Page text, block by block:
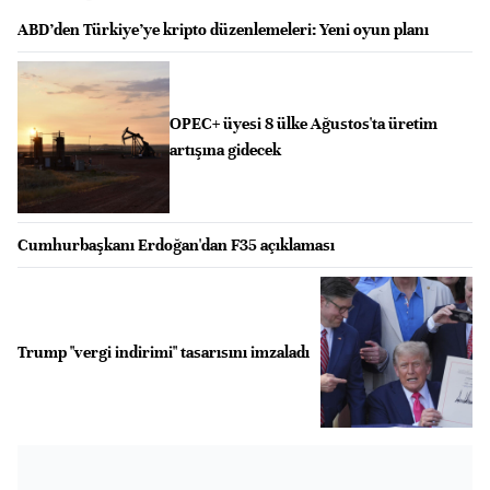
ABD’den Türkiye’ye kripto düzenlemeleri: Yeni oyun planı
OPEC+ üyesi 8 ülke Ağustos'ta üretim
artışına gidecek
Cumhurbaşkanı Erdoğan'dan F35 açıklaması
Trump "vergi indirimi" tasarısını imzaladı